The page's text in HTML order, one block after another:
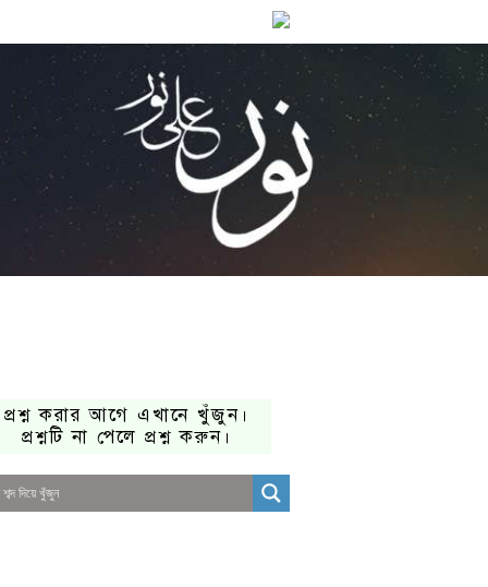
প্রশ্ন করার আগে এখানে খুঁজুন।
প্রশ্নটি না পেলে প্রশ্ন করুন।